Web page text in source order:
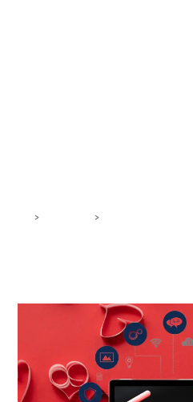
> >